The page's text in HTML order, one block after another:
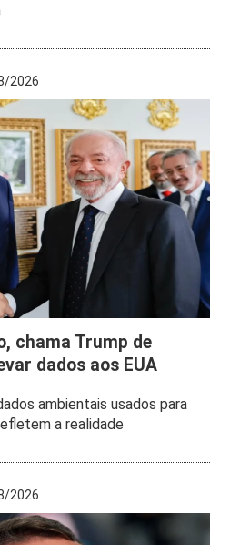
2026
chama Trump de
dados aos EUA
ambientais usados para
a realidade
2026